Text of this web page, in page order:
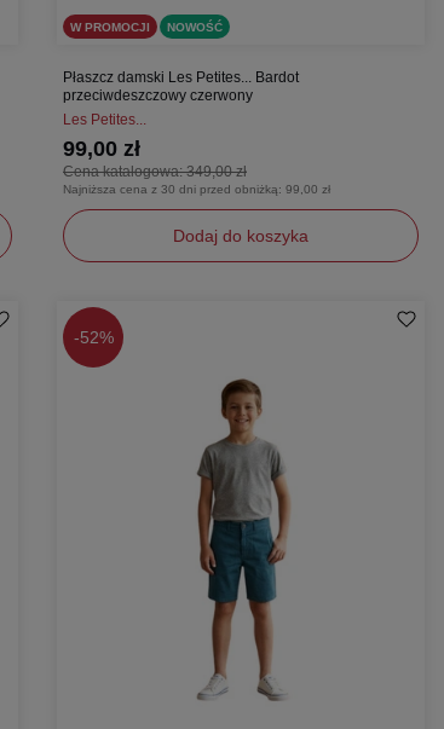
W PROMOCJI NOWOŚĆ
Płaszcz damski Les Petites... Bardot
przeciwdeszczowy czerwony
Les Petites...
Cena katalogowa:349,00 zł
99,00 zł
Najniższa cena z 30 dni przed obniżką: 99,00 zł
Dodaj do koszyka
S
M
-52%